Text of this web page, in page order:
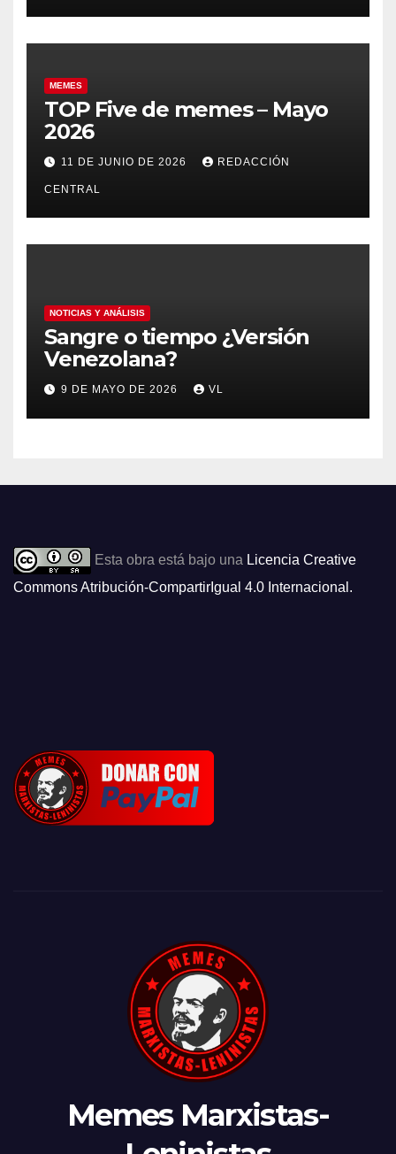
MEMES
TOP Five de memes – Mayo
2026
11 DE JUNIO DE 2026 REDACCIÓN
CENTRAL
NOTICIAS Y ANÁLISIS
Sangre o tiempo ¿Versión
Venezolana?
9 DE MAYO DE 2026 VL
Esta obra está bajo una Licencia Creative
Commons Atribución-CompartirIgual 4.0 Internacional .
Memes Marxistas-